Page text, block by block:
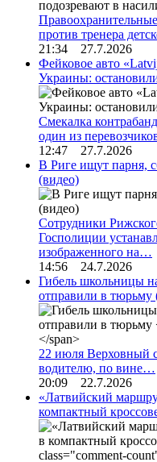
против тренера
21:34 27.7.2026
Фейковое авто
Украины:
Смекалка
один из
12:47 27.7.2026
В Риге ищут парня,
(видео)
Сотрудники
Госполиции
изображенного на…
14:56 24.7.2026
Гибель школьницы
отправили в тюрьму
22 июля Верховный
водителю, по вине…
20:09 22.7.2026
«Латвийский
компактный